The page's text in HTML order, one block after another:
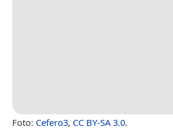
Foto: Cefero3, CC BY-SA 3.0.